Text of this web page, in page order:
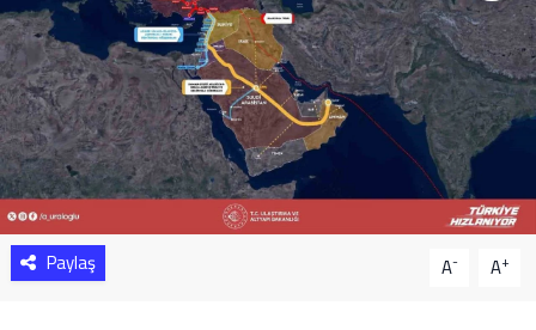
Paylaş A- A+
Sağlık
Yazarlar
Resmi İlan
Resmi Reklam